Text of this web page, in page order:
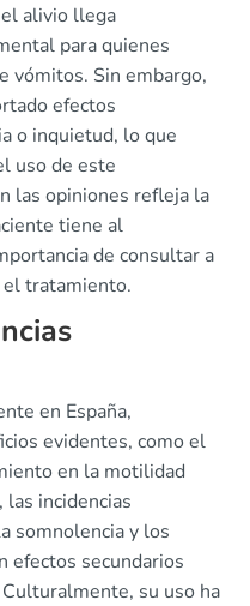
alivio llega
para quienes
vómitos. Sin embargo,
efectos
o inquietud, lo que
uso de este
las opiniones refleja la
tiene al
de consultar a
el tratamiento.
en España,
evidentes, como el
en la motilidad
incidencias
somnolencia y los
efectos secundarios
su uso ha